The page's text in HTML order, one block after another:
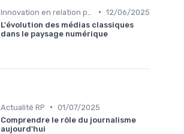
• 12/06/2025
L'évolution des médias classiques
dans le paysage numérique
Actualité RP • 01/07/2025
Comprendre le rôle du journalisme
aujourd'hui